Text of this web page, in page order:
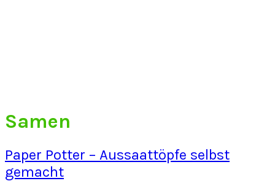
Samen
Paper Potter – Aussaattöpfe selbst
gemacht